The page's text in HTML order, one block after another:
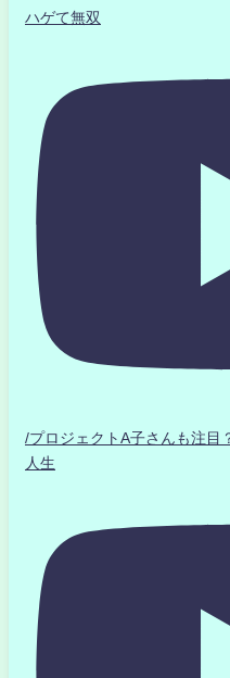
ハゲて無双
/プロジェクトA子さんも注
人生